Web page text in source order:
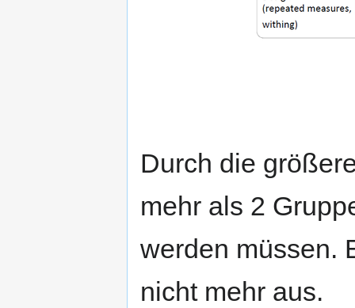
Durch die
mehr als 2
werden müssen.
nicht mehr aus.